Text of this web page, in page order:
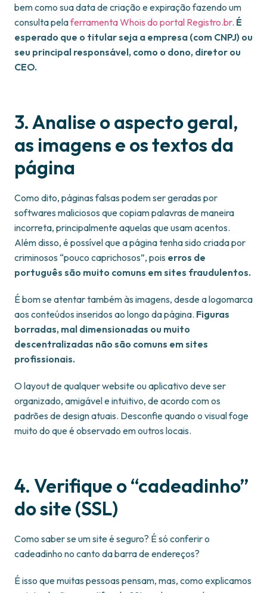
bem como sua data de criação e expiração fazendo um
consulta pelaferramenta Whois do portal Registro.br. É
esperado que o titular seja a empresa (com CNPJ) ou
seu principal responsável, como o dono, diretor ou
CEO.
3. Analise o aspecto geral,
as imagens e os textos da
página
Como dito, páginas falsas podem ser geradas por
softwares maliciosos que copiam palavras de maneira
incorreta, principalmente aquelas que usam acentos.
Além disso, é possível que a página tenha sido criada por
criminosos “pouco caprichosos”, pois erros de
português são muito comuns em sites fraudulentos.
É bom se atentar também às imagens, desde a logomarca
aos conteúdos inseridos ao longo da página. Figuras
borradas, mal dimensionadas ou muito
descentralizadas não são comuns em sites
profissionais.
O layout de qualquer website ou aplicativo deve ser
organizado, amigável e intuitivo, de acordo com os
padrões de design atuais. Desconfie quando o visual foge
muito do que é observado em outros locais.
4. Verifique o “cadeadinho”
do site (SSL)
Como saber se um site é seguro? É só conferir o
cadeadinho no canto da barra de endereços?
É isso que muitas pessoas pensam, mas, como explicamos